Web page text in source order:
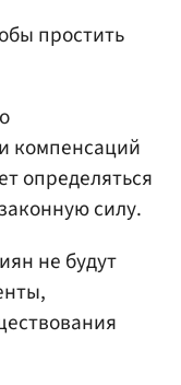
простить
компенсаций
определяться
силу.
не будут